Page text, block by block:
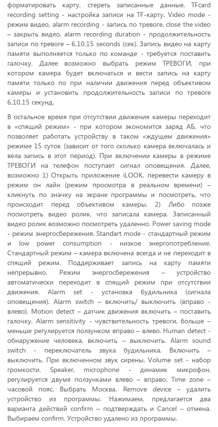
форматировать карту, стереть записанные данные. TFcard
recording setting - настройка записи на TF-карту. Video mode -
режим видео, alarm recording - запись по тревоге, close the video
– закрыть видео, alarm recording duration - продолжительность
записи по тревоге – 6,10,15 seconds (сек). Запись видео на карту
памяти выполняется только по команде - требуется поставить
галочку. Далее возможно выбрать режим ТРЕВОГИ, при
котором камера будет включаться и вести запись на карту
памяти только по при наличии движения перед объективом
камеры и установить продолжительность записи по тревоге
6,10,15 секунд.
В остальное время при отсутствии движения камеры переходит
в «спящий режим» - при котором экономится заряд АБ, что
позволяет работать устройству в таком «ждущем движения»
режиме 15 суток (зависит от того сколько камера включалась и
вела запись в этот период). При включении камеры в режиме
ТРЕВОГИ на телефон поступает сигнал оповещения. Далее,
возможно 1) Открыть приложение iLOOK, перевести камеру в
режим он лайн (режим просмотра в реальном времени) –
кликнуть по значку на экране программы и посмотреть, что
происходит перед объективом камеры. 2) Либо позже
посмотреть видео ролик, что записала камера. Записанный
видео ролик возможно посмотреть удаленно. Power saving mode
- режим энергосбережения. Standart mode - стандартный режим
и low power consumption - низкое энергопотребление.
Стандартный режим – камера включена всегда и не переходит в
спящий режим. Поддерживает запись на карту памяти
непрерывно. Режим энергосбережения – устройство
автоматически переходит в спящий режим при отсутствии
движения. Alarm set - установка будильника (сигнала
оповещения). Alarm switch – включить/ выключить (вправо -
влево). Motion detect – датчик движения включить – поставить
галочку. Alarm sensitivity - чувствительность тревоги, больше –
меньше регулируется ползунком вправо – влево. Human detect -
обнаружение человека, включить – выключить. Аlarm sound
switch - переключатель звука будильника. Включить –
выключить. При включенном звук сирены. Volume set - набор
громкости. Speaker, microphone - динамик микрофон,
регулируется двумя ползунками влево – вправо. Time zone –
часовой пояс. Выбрать Москва. Remove device – удалить
устройство из программы. Нажимаем, предлагается два
варианта действий сonfirm – подтверждать и Cancel – отмена.
Выбираем сonfirm. Устройство удалено из программы.